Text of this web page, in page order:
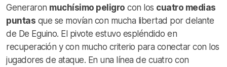
Generaron muchísimo peligro con los cuatro medias
puntas que se movían con mucha libertad por delante
de De Eguino. El pivote estuvo espléndido en
recuperación y con mucho criterio para conectar con los
jugadores de ataque. En una línea de cuatro con